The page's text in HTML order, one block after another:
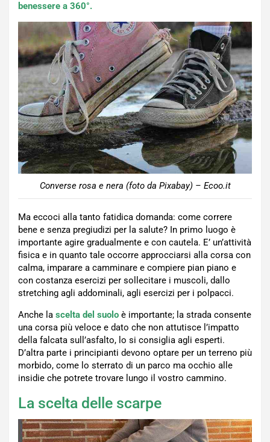
benessere a 360°.
Converse rosa e nera (foto da Pixabay) – Ecoo.it
Ma eccoci alla tanto fatidica domanda: come correre
bene e senza pregiudizi per la salute? In primo luogo è
importante agire gradualmente e con cautela. E’ un’attività
fisica e in quanto tale occorre approcciarsi alla corsa con
calma, imparare a camminare e compiere pian piano e
con costanza esercizi per sollecitare i muscoli, dallo
stretching agli addominali, agli esercizi per i polpacci.
Anche la scelta del suolo è importante; la strada consente
una corsa più veloce e dato che non attutisce l’impatto
della falcata sull’asfalto, lo si consiglia agli esperti.
D’altra parte i principianti devono optare per un terreno più
morbido, come lo sterrato di un parco ma occhio alle
insidie che potrete trovare lungo il vostro cammino.
La scelta delle scarpe